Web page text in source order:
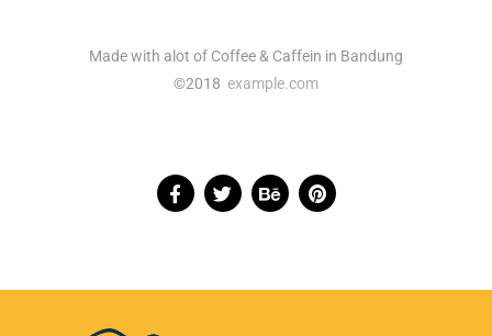
Made with alot of Coffee & Caffein in Bandung
©2018 example.com